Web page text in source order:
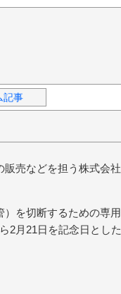
記事
売などを担う株式会社
を切断するための専
2月21日を記念日とし